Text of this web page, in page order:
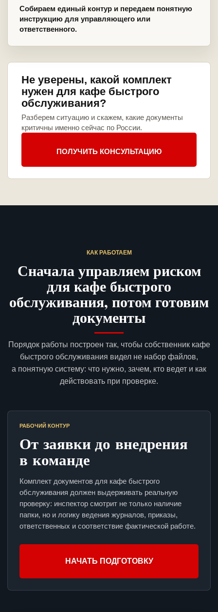
Собираем единый контур и передаем понятную
инструкцию для управляющего или
ответственного.
Не уверены, какой комплект
нужен для кафе быстрого
обслуживания?
Разберем ситуацию и скажем, какие документы
критичны именно сейчас по России.
ПОЛУЧИТЬ КОНСУЛЬТАЦИЮ
КАК РАБОТАЕМ
Сначала управляем риском
для кафе быстрого
обслуживания, потом готовим
документы
Порядок работы построен так, чтобы собственник кафе
быстрого обслуживания видел не набор файлов,
а понятную систему: что нужно, зачем, кто ведет и как
действовать при проверке.
РАБОЧИЙ КОНТУР
От заявки до внедрения
в команде
Комплект документов для кафе быстрого
обслуживания должен выдерживать реальную
проверку: инспектор смотрит не только наличие
папки, но и логику ведения журналов, приказы,
ответственных и соответствие фактической работе.
НАЧАТЬ ПОДГОТОВКУ